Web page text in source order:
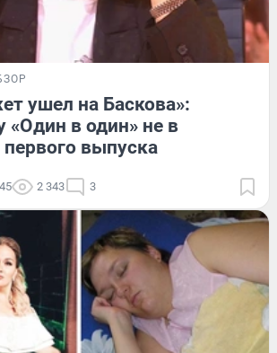
ушел на Баскова»:
«Один в один» не в
первого выпуска
2 343 3